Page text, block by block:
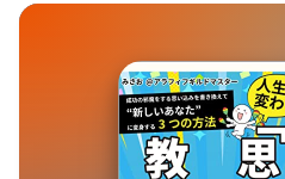
ターみさお」としてKinde
ース。また、アラフィフ
や能力・得意分野のある
【専門分野】 自己開発、